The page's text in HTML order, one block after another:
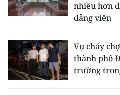
nhiều hơn
đảng viên
Vụ cháy
thành phố
trường